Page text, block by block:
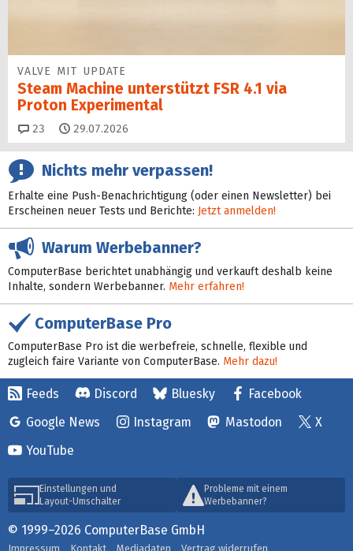
VALVE MIT UPDATE
Steam Machine unterstützt FSR 4.1 via
Proton Experimental
23 Kommentare
29.07.2026
Nichts mehr verpassen!
Erhalte eine Push-Benachrichtigung (oder einen Newsletter) bei
Erscheinen neuer Tests und Berichte: Jetzt anmelden!
Warum Werbebanner?
ComputerBase berichtet unabhängig und verkauft deshalb keine
Inhalte, sondern Werbebanner. Mehr erfahren!
ComputerBase Pro
ComputerBase Pro ist die werbefreie, schnelle, flexible und
zugleich faire Variante von ComputerBase. Mehr dazu!
Feeds Discord Bluesky
Facebook
Google News
Instagram Mastodon
X
YouTube
Einstellungen und
Layout-Umschalter
Probleme mit einem
Werbebanner?
© 1999–2026 ComputerBase GmbH
Impressum Kontakt Mediadaten Vertrag widerrufen